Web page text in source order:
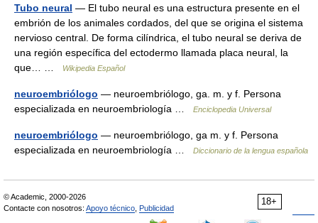
Tubo neural — El tubo neural es una estructura presente en el
embrión de los animales cordados, del que se origina el sistema
nervioso central. De forma cilíndrica, el tubo neural se deriva de
una región específica del ectodermo llamada placa neural, la
que… …
Wikipedia Español
neuroembriólogo — neuroembriólogo, ga. m. y f. Persona
especializada en neuroembriología …
Enciclopedia Universal
neuroembriólogo — neuroembriólogo, ga m. y f. Persona
especializada en neuroembriología …
Diccionario de la lengua española
18+
© Academic, 2000-2026
Contacte con nosotros: Apoyo técnico Publicidad